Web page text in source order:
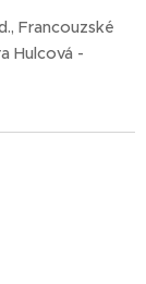
Francouzské
Hulcová -